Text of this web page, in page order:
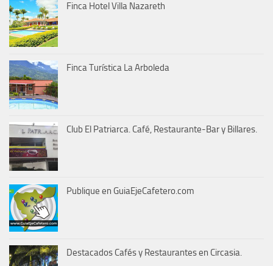
Finca Hotel Villa Nazareth
Finca Turística La Arboleda
Club El Patriarca. Café, Restaurante-Bar y Billares.
Publique en GuiaEjeCafetero.com
Destacados Cafés y Restaurantes en Circasia.